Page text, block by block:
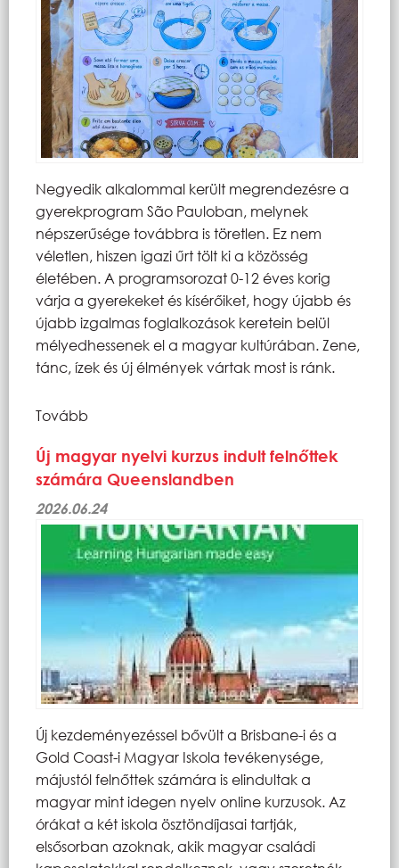
Negyedik alkalommal került megrendezésre a
gyerekprogram São Pauloban, melynek
népszerűsége továbbra is töretlen. Ez nem
véletlen, hiszen igazi űrt tölt ki a közösség
életében. A programsorozat 0-12 éves korig
várja a gyerekeket és kísérőiket, hogy újabb és
újabb izgalmas foglalkozások keretein belül
mélyedhessenek el a magyar kultúrában. Zene,
tánc, ízek és új élmények vártak most is ránk.
Tovább
Új magyar nyelvi kurzus indult felnőttek
számára Queenslandben
2026.06.24
Új kezdeményezéssel bővült a Brisbane-i és a
Gold Coast-i Magyar Iskola tevékenysége,
májustól felnőttek számára is elindultak a
magyar mint idegen nyelv online kurzusok. Az
órákat a két iskola ösztöndíjasai tartják,
elsősorban azoknak, akik magyar családi